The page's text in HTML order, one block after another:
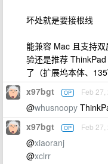
坏处就是要接根线
能兼容 Mac 且支持
验还是推荐
了（扩展坞本体、
x97bgt OP Feb 27,
@whusnoopy
x97bgt OP Feb 27,
@xiaoranj
@xclrr